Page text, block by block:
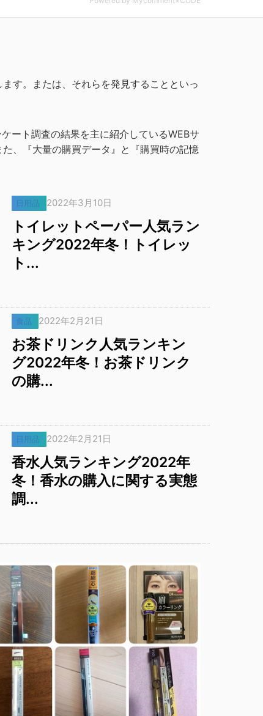
す。または、それらを発見することといっ
ート調査の結果を主に紹介しているWEBサ
た、『大量の購買データ』と 『購買時の記憶
日用品 2022年3月10日
トイレットペーパー人気ラン
キング2022年冬！トイレッ
ト...
食品 2022年2月21日
お茶ドリンク人気ランキン
グ2022年冬！お茶ドリンク
の購...
日用品 2022年2月21日
香水人気ランキング2022年
冬！香水の購入に関する実態
調...